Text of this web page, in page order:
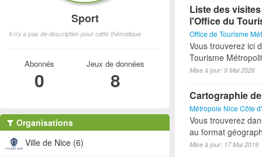
Liste des
l'Office du
Office de Tourisme
Vous trouverez ici
Tourisme
Mise à jour: 9 Mai 2026
Cartographie
Métropole Nice Côte
Vous trouverez
au format
Mise à jour: 17 Mai 2019
Sport
Il n'y a pas de description pour cette thématique
Abonnés
0
Jeux de données
8
Organisations
Ville de Nice (6)